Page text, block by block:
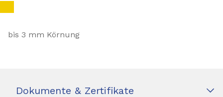
bis 3 mm Körnung
Dokumente & Zertifikate